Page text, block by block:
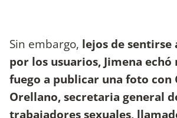
Sin embargo, lejos de sentirse
por los usuarios, Jimena echó
fuego a publicar una foto con
Orellano, secretaria general
trabajadores sexuales,